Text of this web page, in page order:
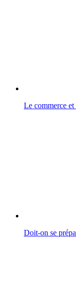
Le commerce
Doit-on se